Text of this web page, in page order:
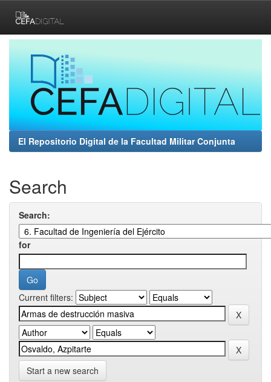
navigation
El Repositorio Digital de la Facultad Militar Conjunta
Search
Search:
for
Current filters:
Start a new search